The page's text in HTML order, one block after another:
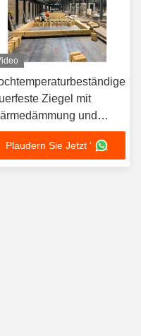
Ziegel mit
und
Brennwagen
Plaudern Sie Jetzt '